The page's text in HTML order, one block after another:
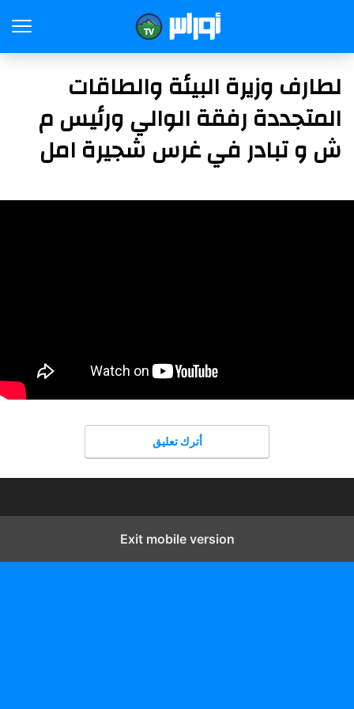
لطارف وزيرة البيئة والطاقات
المتجددة رفقة الوالي ورئيس م
ش و تبادر في غرس شجيرة امل
أترك تعليق
Exit mobile version